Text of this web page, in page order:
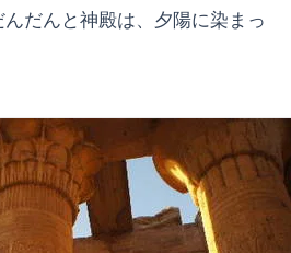
だんと神殿は、夕陽に染まっ